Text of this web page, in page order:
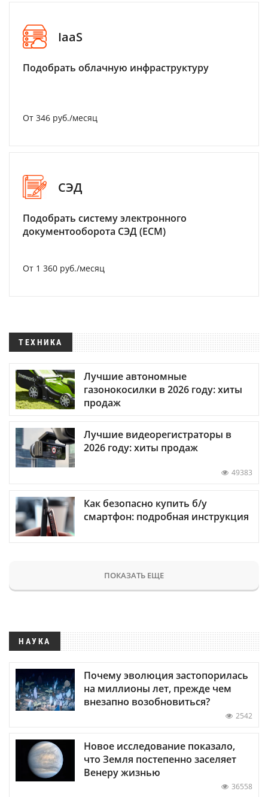
IaaS
Подобрать облачную инфраструктуру
От 346 руб./месяц
СЭД
Подобрать систему электронного
документооборота СЭД (ECM)
От 1 360 руб./месяц
ТЕХНИКА
Лучшие автономные
газонокосилки в 2026 году: хиты
продаж
Лучшие видеорегистраторы в
2026 году: хиты продаж
49383
Как безопасно купить б/у
смартфон: подробная инструкция
ПОКАЗАТЬ ЕЩЕ
НАУКА
Почему эволюция застопорилась
на миллионы лет, прежде чем
внезапно возобновиться?
2542
Новое исследование показало,
что Земля постепенно заселяет
Венеру жизнью
36558